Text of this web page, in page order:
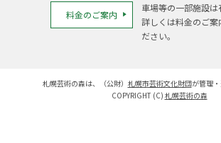
料金のご案内
車場等の一部施設は
詳しくは料金のご案
ださい。
札幌芸術の森は、（公財） 札幌市芸術文化財団が管理・
COPYRIGHT (C) 札幌芸術の森